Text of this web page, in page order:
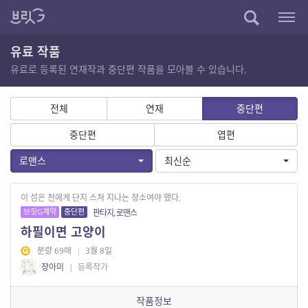
유료 작품
유료로 등록된 연재작과 중단편 작품을 모아볼 수 있습니다.
전체 연재
중단편
중단편
엽편
로맨스
최신순
이 섬은 천에게 단지 스쳐 지나는 장소여야 했다.
브릿G계약 중단편 판타지, 로맨스
하필이면 고양이
분량 69매 | 3월 8일
장아미
| 등록작가
작품정보